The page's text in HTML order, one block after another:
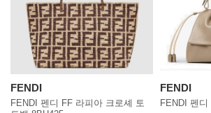
FENDI
FENDI 펜디 FF 라피아 크로셰 토
FENDI
FENDI 펜